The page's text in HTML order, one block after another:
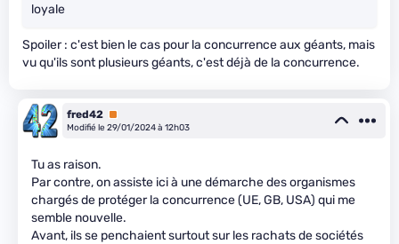
loyale
Spoiler : c'est bien le cas pour la concurrence aux géants, mais
vu qu'ils sont plusieurs géants, c'est déjà de la concurrence.
fred42 Premium
Modifié le 29/01/2024 à 12h03
Tu as raison.
Par contre, on assiste ici à une démarche des organismes
chargés de protéger la concurrence (UE, GB, USA) qui me
semble nouvelle.
Avant, ils se penchaient surtout sur les rachats de sociétés